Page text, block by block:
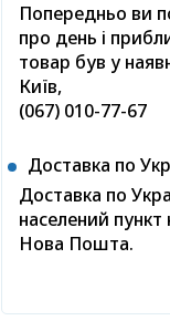
Попередньо ви
про день і
товар був у
Київ,
(067) 010-77-67
Доставка по
Доставка по
населений
Нова Пошта.